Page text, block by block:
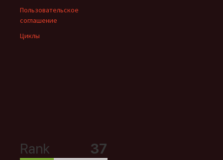
Пользовательское
соглашение
Циклы